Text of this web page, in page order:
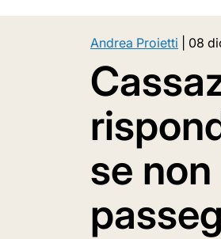
Andrea Proietti 08
se